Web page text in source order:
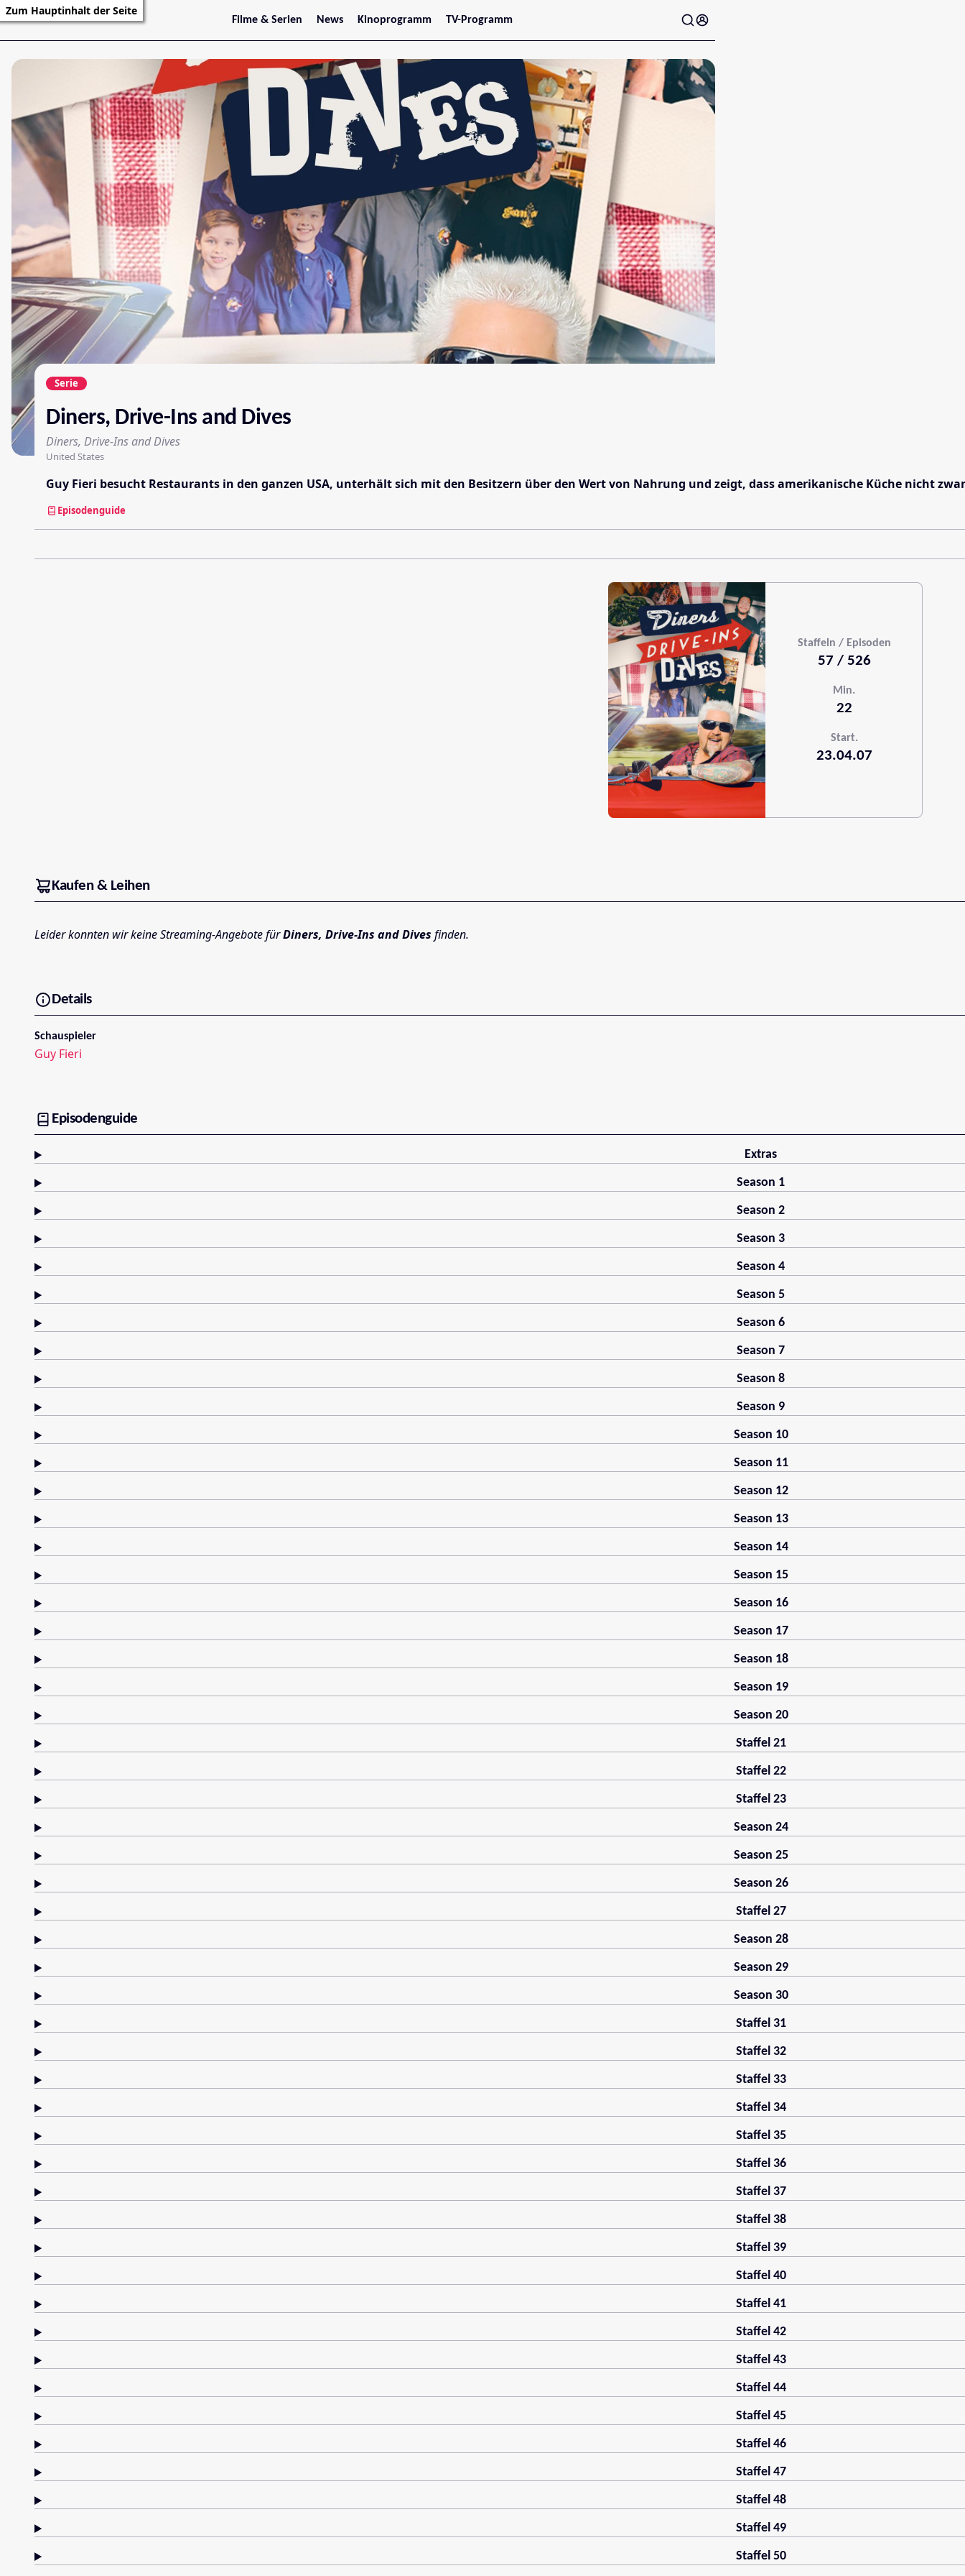
Zum Hauptinhalt der Seite
Filme & Serien
Trailer
Filmarchiv
News
Stars
Kinoprogramm
Jetzt im Kino
Wien
Niederösterreich
Oberösterreich
Steiermark
Burgenland
Kärnten
Salzburg
TV-Programm
Serie
Diners, Drive-Ins and Dives
Diners, Drive-Ins and Dives
United States
Guy Fieri besucht Restaurants in den ganzen USA, unterhält sich mit den Besitzern über den Wert von Nahrung und zeigt, dass amerikanische Küche nicht
Episodenguide
Staffeln / Episoden
57 / 526
Min.
22
Start.
23.04.07
Kaufen & Leihen
Leider konnten wir keine Streaming-Angebote fürDiners, Drive-Ins and Dives finden.
Details
Schauspieler
Guy Fieri
Episodenguide
Extras
Season 1
Season 2
Season 3
Season 4
Season 5
Season 6
Season 7
Season 8
Season 9
Season 10
Season 11
Season 12
Season 13
Season 14
Season 15
Season 16
Season 17
Season 18
Season 19
Season 20
Staffel 21
Staffel 22
Staffel 23
Season 24
Season 25
Season 26
Staffel 27
Season 28
Season 29
Season 30
Staffel 31
Staffel 32
Staffel 33
Staffel 34
Staffel 35
Staffel 36
Staffel 37
Staffel 38
Staffel 39
Staffel 40
Staffel 41
Staffel 42
Staffel 43
Staffel 44
Staffel 45
Staffel 46
Staffel 47
Staffel 48
Staffel 49
Staffel 50